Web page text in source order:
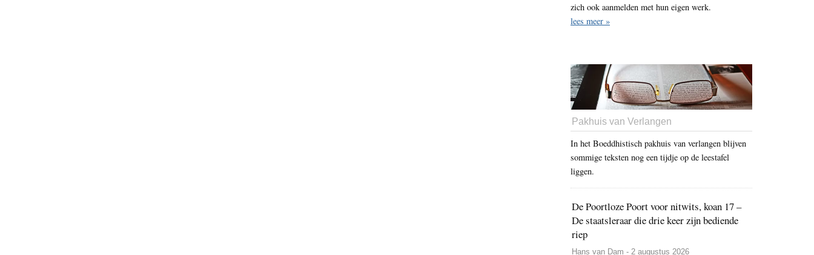
zich ook aanmelden met hun eigen werk.
lees meer »
Pakhuis van Verlangen
In het Boeddhistisch pakhuis van verlangen blijven
sommige teksten nog een tijdje op de leestafel
liggen.
De Poortloze Poort voor nitwits, koan 17 –
De staatsleraar die drie keer zijn bediende
riep
Hans van Dam - 2 augustus 2026